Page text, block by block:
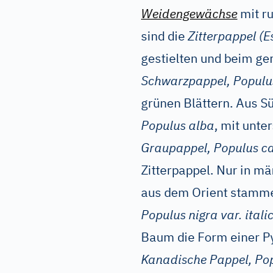
Weidengewächse mit
sind dieZitterpappel
gestielten und beim
Schwarzpappel,
grünen Blättern. Aus
Populus alba, mit
Graupappel, Populus
Zitterpappel. Nur in
aus dem Orient
Populus nigra var.
Baum die Form einer
Kanadische Pappel,